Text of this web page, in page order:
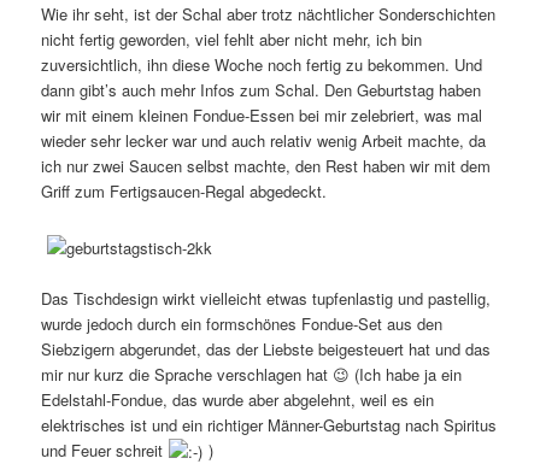
Wie ihr seht, ist der Schal aber trotz nächtlicher Sonderschichten
nicht fertig geworden, viel fehlt aber nicht mehr, ich bin
zuversichtlich, ihn diese Woche noch fertig zu bekommen. Und
dann gibt’s auch mehr Infos zum Schal. Den Geburtstag haben
wir mit einem kleinen Fondue-Essen bei mir zelebriert, was mal
wieder sehr lecker war und auch relativ wenig Arbeit machte, da
ich nur zwei Saucen selbst machte, den Rest haben wir mit dem
Griff zum Fertigsaucen-Regal abgedeckt.
Das Tischdesign wirkt vielleicht etwas tupfenlastig und pastellig,
wurde jedoch durch ein formschönes Fondue-Set aus den
Siebzigern abgerundet, das der Liebste beigesteuert hat und das
mir nur kurz die Sprache verschlagen hat 😉 (Ich habe ja ein
Edelstahl-Fondue, das wurde aber abgelehnt, weil es ein
elektrisches ist und ein richtiger Männer-Geburtstag nach Spiritus
und Feuer schreit
)